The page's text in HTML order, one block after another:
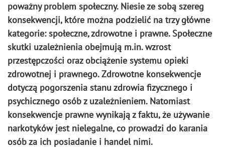
poważny problem społeczny. Niesie ze sobą szereg
konsekwencji, które można podzielić na trzy główne
kategorie: społeczne, zdrowotne i prawne. Społeczne
skutki uzależnienia obejmują m.in. wzrost
przestępczości oraz obciążenie systemu opieki
zdrowotnej i prawnego. Zdrowotne konsekwencje
dotyczą pogorszenia stanu zdrowia fizycznego i
psychicznego osób z uzależnieniem. Natomiast
konsekwencje prawne wynikają z faktu, że używanie
narkotyków jest nielegalne, co prowadzi do karania
osób za ich posiadanie i handel nimi.